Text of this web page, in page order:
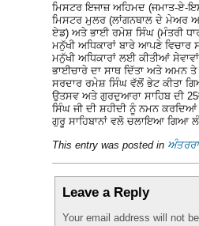
ਮਿਸਟਰ ਇਜਾਜ਼ ਅਹਿਮਦ (ਜਮਾਤ-ਏ-
ਮਿਸਟਰ ਮੁਲਰ (ਲਾਂਗਨਥਾਲ ਦੇ ਮੇਅਰ
ਏਡ) ਅਤੇ ਭਾਈ ਰਮੇਸ਼ ਸਿੰਘ (ਮੰਤਰੀ
ਮਨੁੱਖੀ ਅਧਿਕਾਰਾਂ ਬਾਰੇ ਆਪਣੇ
ਮਨੁੱਖੀ ਅਧਿਕਾਰਾਂ ਲਈ ਕੀਤੀਆਂ
ਭਾਈਚਾਰੇ ਦਾ ਸਾਥ ਦਿੱਤਾ ਅਤੇ ਅਮਨ
ਸਰਦਾਰ ਰਮੇਸ਼ ਸਿੰਘ ਵੱਲੋਂ ਭੇਟ ਕੀਤਾ
ਉਤਸਵ ਅਤੇ ਗੁਰਦੁਆਰਾ ਸਾਹਿਬ ਦੀ
ਸਿੰਘ ਜੀ ਦੀ ਸ਼ਹੀਦੀ ਨੂੰ ਨਮਨ
ਗੁਰੂ ਸਾਹਿਬਾਨਾਂ ਵਲੋ ਚਲਾਇਆ ਗਿਆ
This entry was posted in
Leave a Reply
Your email address will not